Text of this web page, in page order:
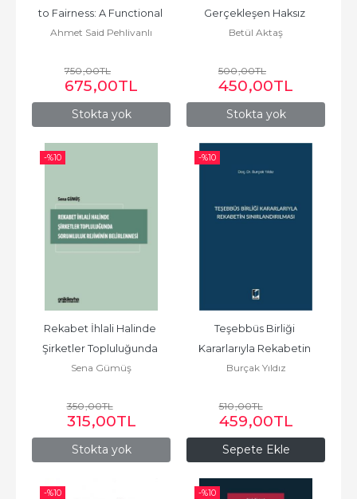
Stokta yok
to Fairness: A Functional
Framework for...
Ahmet Said Pehlivanlı
750,00TL
675,00TL
Stokta yok
Gerçekleşen Haksız
Rekabet Halleri
Betül Aktaş
500,00TL
450,00TL
-%10
Stokta yok
Rekabet İhlali Halinde
Şirketler Topluluğunda
Sorumluluk Rejiminin...
Sena Gümüş
350,00TL
315,00TL
-%10
Sepete Ekle
Teşebbüs Birliği
Kararlarıyla Rekabetin
Sınırlandırılması
Burçak Yıldız
510,00TL
459,00TL
-%10 -%10